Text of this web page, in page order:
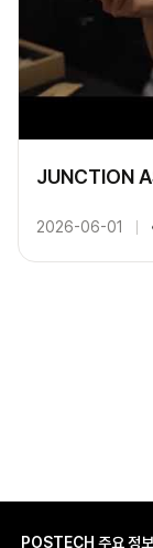
JUNCTION
2026-06-01
POSTECH 주요 정보